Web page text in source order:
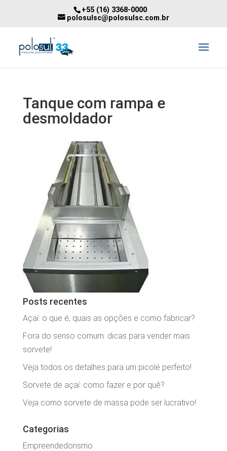
+55 (16) 3368-0000
polosulsc@polosulsc.com.br
Tanque com rampa e
desmoldador
Posts recentes
Açaí: o que é, quais as opções e como fabricar?
Fora do senso comum: dicas para vender mais
sorvete!
Veja todos os detalhes para um picolé perfeito!
Sorvete de açaí: como fazer e por quê?
Veja como sorvete de massa pode ser lucrativo!
Categorias
Empreendedorismo